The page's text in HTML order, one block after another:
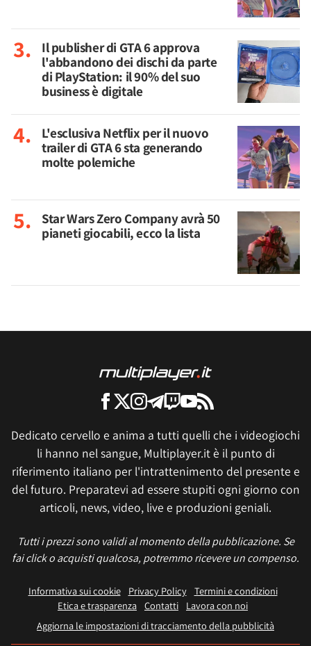
Il publisher di GTA 6 approva
l'abbandono dei dischi da parte
di PlayStation: il 90% del suo
business è digitale
L'esclusiva Netflix per il nuovo
trailer di GTA 6 sta generando
molte polemiche
Star Wars Zero Company avrà 50
pianeti giocabili, ecco la lista
Dedicato cervello e anima a tutti quelli che i videogiochi
li hanno nel sangue, Multiplayer.it è il punto di
riferimento italiano per l'intrattenimento del presente e
del futuro. Preparatevi ad essere stupiti ogni giorno con
articoli, news, video, live e produzioni geniali.
Tutti i prezzi sono validi al momento della pubblicazione. Se
fai click o acquisti qualcosa, potremmo ricevere un compenso.
Informativa sui cookie Privacy Policy
Termini e condizioni
Etica e trasparenza Contatti
Lavora con noi
Aggiorna le impostazioni di tracciamento della pubblicità